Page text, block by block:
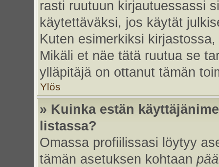
rasti ruutuun kirjautuessassi
käytettäväksi, jos käytät
Kuten esimerkiksi
Mikäli et näe tätä ruutua se
ylläpitäjä on ottanut tämän
Ylös
» Kuinka estän
listassa?
Omassa profiilissasi löytyy
tämän asetuksen kohtaan